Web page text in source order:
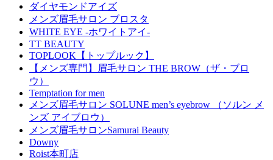
ダイヤモンドアイズ
メンズ眉毛サロン ブロスタ
WHITE EYE -ホワイトアイ-
TT BEAUTY
TOPLOOK【トップルック】
【メンズ専門】眉毛サロン THE BROW（ザ・ブロ
ウ）
Temptation for men
メンズ眉毛サロン SOLUNE men’s eyebrow （ソルン メ
ンズ アイブロウ）
メンズ眉毛サロンSamurai Beauty
Downy
Roist本町店